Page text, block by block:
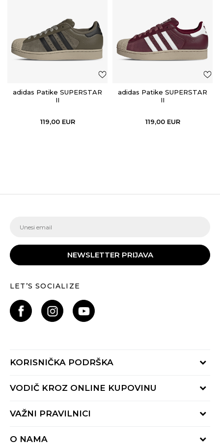
adidas Patike SUPERSTAR
II
119,00 EUR
adidas Patike SUPERSTAR
II
119,00 EUR
NEWSLETTER PRIJAVA
LET’S SOCIALIZE
KORISNIČKA PODRŠKA
Provjeri status porudžbine
Radno vrijeme 9-16h
VODIČ KROZ ONLINE KUPOVINU
Načini isporuke
Reklamacije
VAŽNI PRAVILNICI
O NAMA